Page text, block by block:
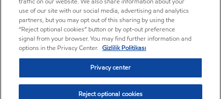
use of our site with our social media, advertising and analytics
partners, but you may opt out of this sharing by using the
“Reject optional cookies” button or by opt-out preference
signal from your browser. You may find further information and
options in the Privacy Center. Gizlilik Politikası
Privacy center
Reject optional cookies